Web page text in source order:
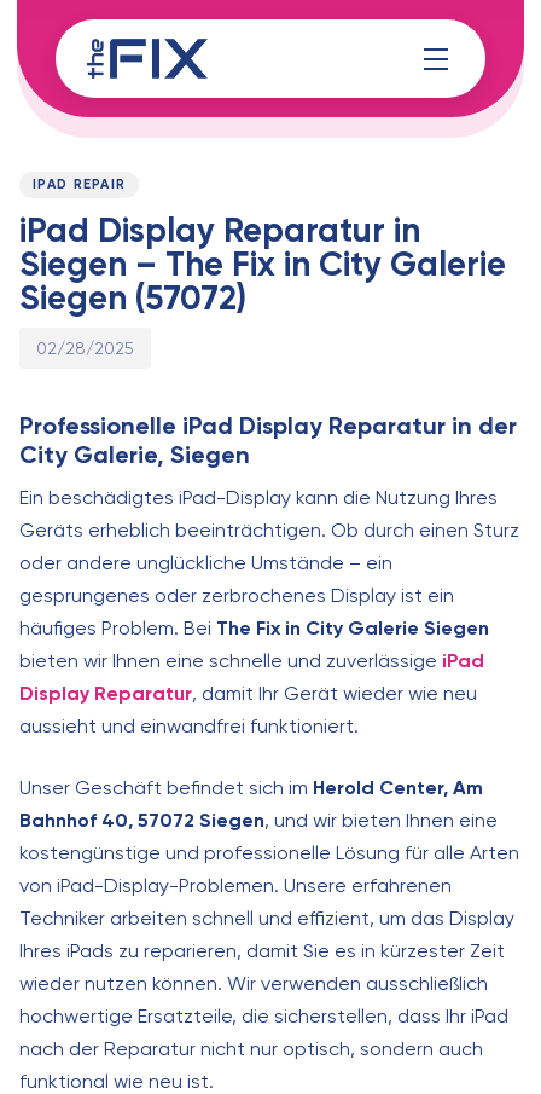
links
to
content
PUBLISHED
IPAD REPAIR
iPad Display Reparatur in
Siegen – The Fix in City Galerie
Siegen (57072)
Published
02/28/2025
Professionelle iPad Display Reparatur in der
City Galerie, Siegen
Ein beschädigtes iPad-Display kann die Nutzung Ihres
Geräts erheblich beeinträchtigen. Ob durch einen Sturz
oder andere unglückliche Umstände – ein
gesprungenes oder zerbrochenes Display ist ein
häufiges Problem. Bei The Fix in City Galerie Siegen
bieten wir Ihnen eine schnelle und zuverlässige iPad
Display Reparatur, damit Ihr Gerät wieder wie neu
aussieht und einwandfrei funktioniert.
Unser Geschäft befindet sich im Herold Center, Am
Bahnhof 40, 57072 Siegen, und wir bieten Ihnen eine
kostengünstige und professionelle Lösung für alle Arten
von iPad-Display-Problemen. Unsere erfahrenen
Techniker arbeiten schnell und effizient, um das Display
Ihres iPads zu reparieren, damit Sie es in kürzester Zeit
wieder nutzen können. Wir verwenden ausschließlich
hochwertige Ersatzteile, die sicherstellen, dass Ihr iPad
nach der Reparatur nicht nur optisch, sondern auch
funktional wie neu ist.